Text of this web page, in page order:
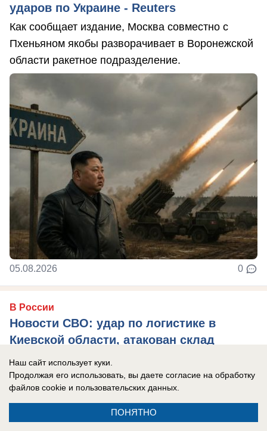
ударов по Украине - Reuters
Как сообщает издание, Москва совместно с
Пхеньяном якобы разворачивает в Воронежской
области ракетное подразделение.
05.08.2026 0
В России
Новости СВО: удар по логистике в
Киевской области, атакован склад
Вайлдберриз под Тулой, боевики ВСУ
устроили бой из-за дезертирства
Главные новости СВО на утро 5 августа 2026
Наш сайт использует куки.
Продолжая его использовать, вы даете согласие на обработку
файлов cookie и пользовательских данных.
ПОНЯТНО